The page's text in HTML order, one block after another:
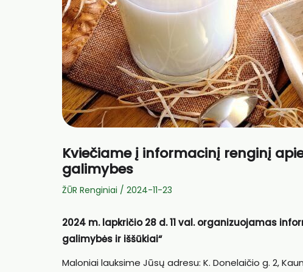
Kviečiame į informacinį renginį
galimybes
ŽŪR Renginiai / 2024-11-23
2024 m. lapkričio 28 d. 11 val. organizuojamas
galimybės ir iššūkiai“
Maloniai lauksime Jūsų adresu: K. Donelaičio g. 2,